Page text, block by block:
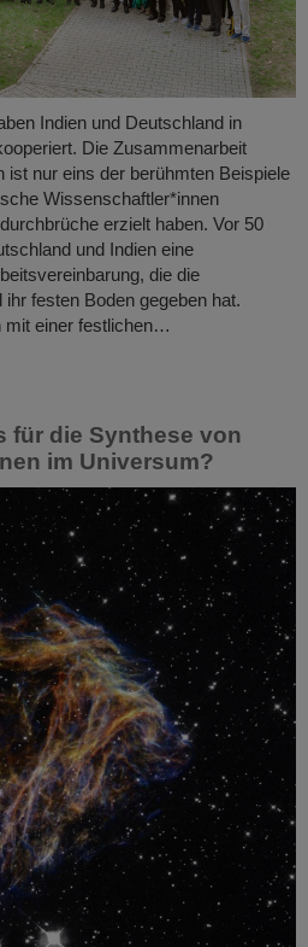
Indien und Deutschland in
Die Zusammenarbeit
ist nur eins der berühmten Beispiele
Wissenschaftler*innen
erzielt haben. Vor 50
und Indien eine
die die
festen Boden gegeben hat.
mit einer festlichen…
für die Synthese von
im Universum?